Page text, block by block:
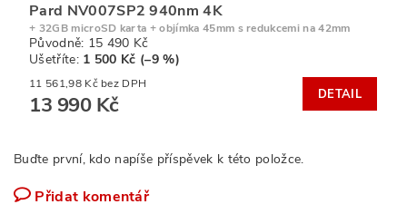
Pard NV007SP2 940nm 4K
+ 32GB microSD karta + objímka 45mm s redukcemi na 42mm
Původně: 15 490 Kč
Ušetříte: 1 500 Kč (–9 %)
11 561,98 Kč bez DPH
13 990 Kč DETAIL
Buďte první, kdo napíše příspěvek k této položce.
Přidat komentář